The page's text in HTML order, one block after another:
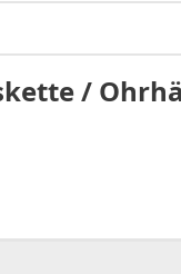
/